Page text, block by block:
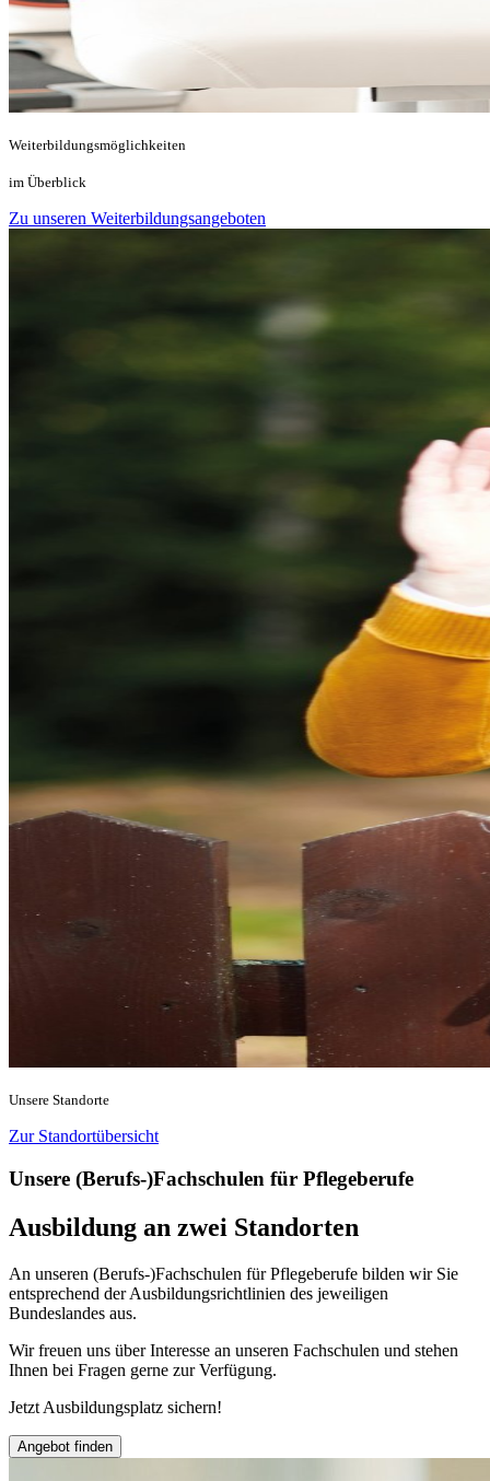
Weiterbildungsmöglichkeiten
im Überblick
Zu unseren Weiterbildungsangeboten
Unsere Standorte
Zur Standortübersicht
Unsere (Berufs-)Fachschulen für Pflegeberufe
Ausbildung an zwei Standorten
An unseren (Berufs-)Fachschulen für Pflegeberufe bilden wir Sie
entsprechend der Ausbildungsrichtlinien des jeweiligen
Bundeslandes aus.
Wir freuen uns über Interesse an unseren Fachschulen und stehen
Ihnen bei Fragen gerne zur Verfügung.
Jetzt Ausbildungsplatz sichern!
Angebot finden